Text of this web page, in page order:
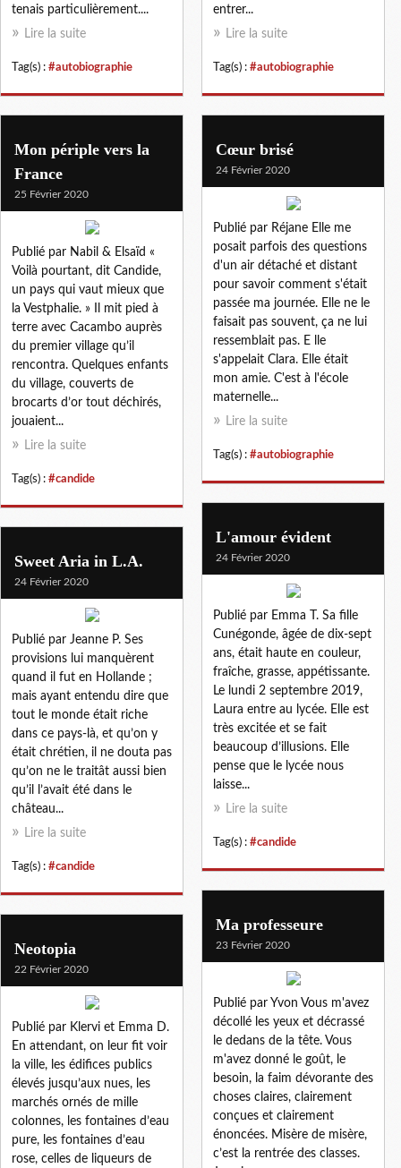
tenais particulièrement....
Lire la suite
Tag(s) : #autobiographie
entrer...
Lire la suite
Tag(s) : #autobiographie
Mon périple vers la
France
25 Février 2020
Publié par Nabil & Elsaïd «
Voilà pourtant, dit Candide,
un pays qui vaut mieux que
la Vestphalie. » Il mit pied à
terre avec Cacambo auprès
du premier village qu’il
rencontra. Quelques enfants
du village, couverts de
brocarts d’or tout déchirés,
jouaient...
Lire la suite
Tag(s) : #candide
Cœur brisé
24 Février 2020
Publié par Réjane Elle me
posait parfois des questions
d'un air détaché et distant
pour savoir comment s'était
passée ma journée. Elle ne le
faisait pas souvent, ça ne lui
ressemblait pas. E lle
s'appelait Clara. Elle était
mon amie. C'est à l'école
maternelle...
Lire la suite
Tag(s) : #autobiographie
L'amour évident
24 Février 2020
Publié par Emma T. Sa fille
Cunégonde, âgée de dix-sept
ans, était haute en couleur,
fraîche, grasse, appétissante.
Le lundi 2 septembre 2019,
Laura entre au lycée. Elle est
très excitée et se fait
beaucoup d’illusions. Elle
pense que le lycée nous
laisse...
Lire la suite
Tag(s) : #candide
Sweet Aria in L.A.
24 Février 2020
Publié par Jeanne P. Ses
provisions lui manquèrent
quand il fut en Hollande ;
mais ayant entendu dire que
tout le monde était riche
dans ce pays-là, et qu’on y
était chrétien, il ne douta pas
qu’on ne le traitât aussi bien
qu’il l’avait été dans le
château...
Lire la suite
Tag(s) : #candide
Ma professeure
23 Février 2020
Publié par Yvon Vous m'avez
décollé les yeux et décrassé
le dedans de la tête. Vous
m'avez donné le goût, le
besoin, la faim dévorante des
choses claires, clairement
conçues et clairement
énoncées. Misère de misère,
c’est la rentrée des classes.
Neotopia
22 Février 2020
Publié par Klervi et Emma D.
En attendant, on leur fit voir
la ville, les édifices publics
élevés jusqu’aux nues, les
marchés ornés de mille
colonnes, les fontaines d’eau
pure, les fontaines d’eau
rose, celles de liqueurs de